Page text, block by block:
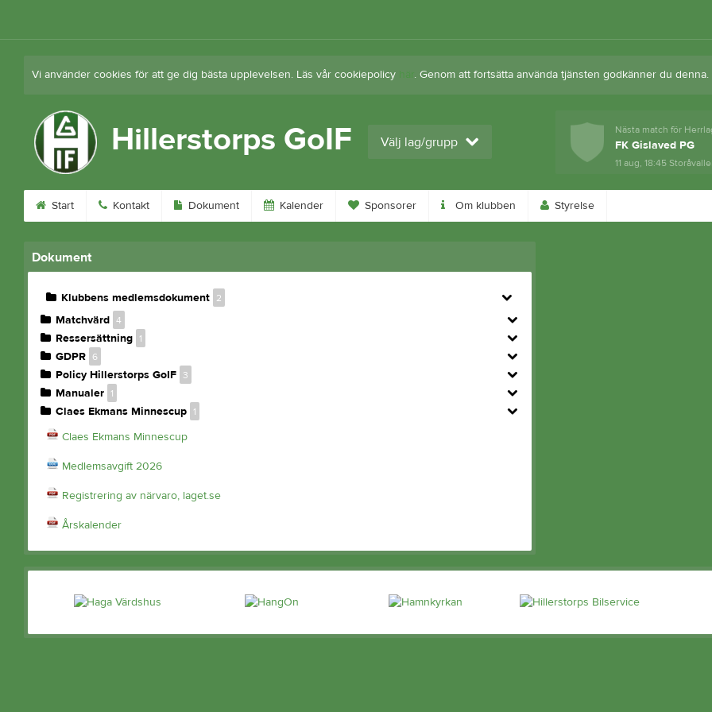
Vi använder cookies för att ge dig bästa upplevelsen. Läs vår cookiepolicy här. Genom att fortsätta använda tjänsten godkänner du denna.
Hillerstorps GoIF Välj lag/grupp
Nästa match för
FK Gislaved PG
11 aug, 18:45
Start Kontakt Dokument Kalender Sponsorer Om klubben Styrelse
Dokument
Klubbens medlemsdokument 2
Matchvärd 4
Ressersättning 1
GDPR 6
Policy Hillerstorps GoIF 3
Manualer 1
Claes Ekmans Minnescup 1
Claes Ekmans Minnescup
Medlemsavgift 2026
Registrering av närvaro, laget.se
Årskalender